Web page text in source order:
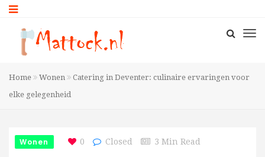
Home Wonen
Catering in Deventer: culinaire ervaringen voor
elke gelegenheid
Wonen 0 Closed 3 Min Read